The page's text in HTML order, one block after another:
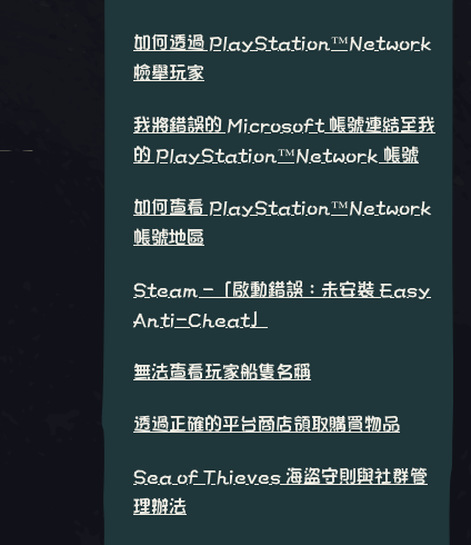
如何透過 PlayStation™Network
檢舉玩家
我將錯誤的 Microsoft 帳號連結至我
的 PlayStation™Network 帳號
如何查看 PlayStation™Network
帳號地區
Steam -「啟動錯誤：未安裝 Easy
Anti-Cheat」
無法查看玩家船隻名稱
透過正確的平台商店領取購買物品
Sea of Thieves 海盜守則與社群管
理辦法